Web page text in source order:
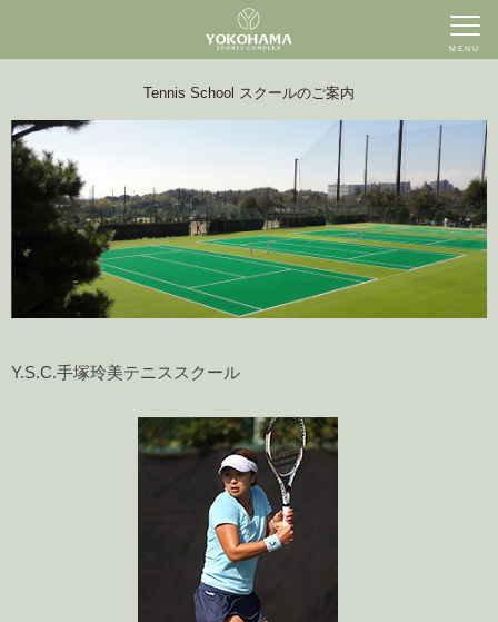
MENU
Tennis School スクールのご案内
Y.S.C.手塚玲美テニススクール